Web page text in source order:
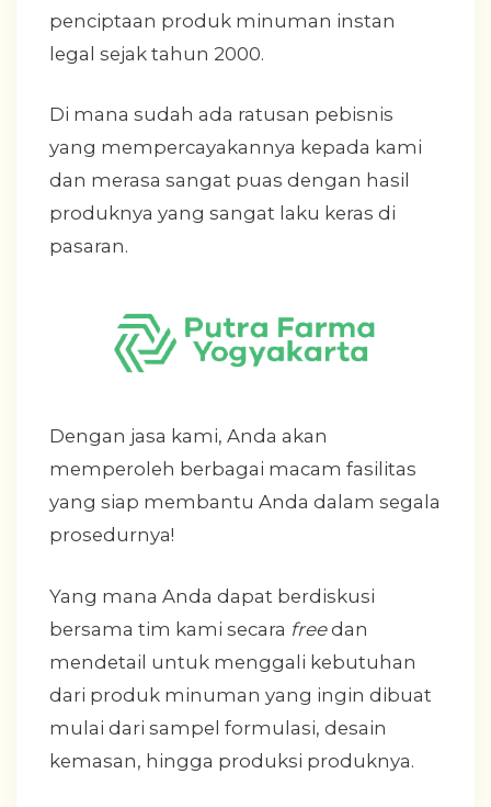
penciptaan produk minuman instan
legal sejak tahun 2000.
Di mana sudah ada ratusan pebisnis
yang mempercayakannya kepada kami
dan merasa sangat puas dengan hasil
produknya yang sangat laku keras di
pasaran.
Dengan jasa kami, Anda akan
memperoleh berbagai macam fasilitas
yang siap membantu Anda dalam segala
prosedurnya!
Yang mana Anda dapat berdiskusi
bersama tim kami secara freedan
mendetail untuk menggali kebutuhan
dari produk minuman yang ingin dibuat
mulai dari sampel formulasi, desain
kemasan, hingga produksi produknya.